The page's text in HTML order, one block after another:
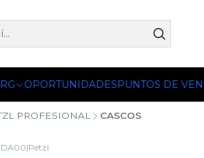
OPORTUNIDADESPUNTOS DE
PROFESIONAL CASCOS
|Petzl